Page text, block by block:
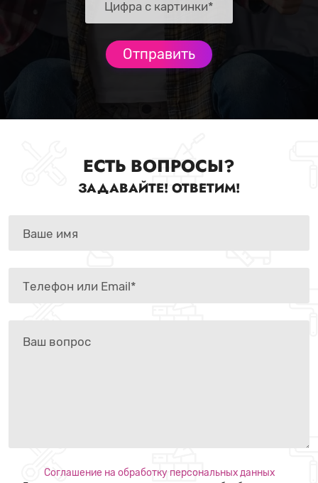
ЕСТЬ ВОПРОСЫ?
ЗАДАВАЙТЕ! ОТВЕТИМ!
Соглашение на обработку персональных данных